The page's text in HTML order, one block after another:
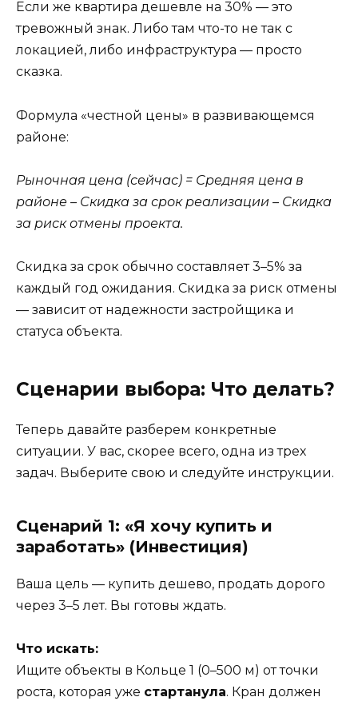
Если же квартира дешевле на 30% — это
тревожный знак. Либо там что-то не так с
локацией, либо инфраструктура — просто
сказка.
Формула «честной цены» в развивающемся
районе:
Рыночная цена (сейчас) = Средняя цена в
районе – Скидка за срок реализации – Скидка
за риск отмены проекта.
Скидка за срок обычно составляет 3–5% за
каждый год ожидания. Скидка за риск отмены
— зависит от надежности застройщика и
статуса объекта.
Сценарии выбора: Что делать?
Теперь давайте разберем конкретные
ситуации. У вас, скорее всего, одна из трех
задач. Выберите свою и следуйте инструкции.
Сценарий 1: «Я хочу купить и
заработать» (Инвестиция)
Ваша цель — купить дешево, продать дорого
через 3–5 лет. Вы готовы ждать.
Что искать:
Ищите объекты в Кольце 1 (0–500 м) от точки
роста, которая уже стартанула. Кран должен